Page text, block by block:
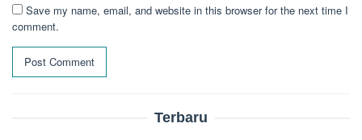
Save my name, email, and website in this browser for the next time I
comment.
Terbaru